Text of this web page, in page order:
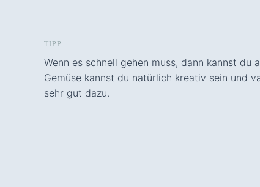
TIPP
Wenn es schnell gehen muss, dann kannst du
Gemüse kannst du natürlich kreativ sein und
sehr gut dazu.